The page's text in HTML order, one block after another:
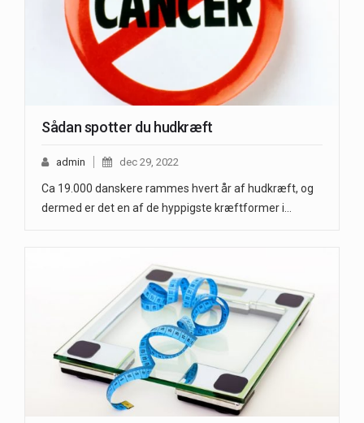
Sådan spotter du hudkræft
admin dec 29, 2022
Ca 19.000 danskere rammes hvert år af hudkræft, og
dermed er det en af de hyppigste kræftformer i…